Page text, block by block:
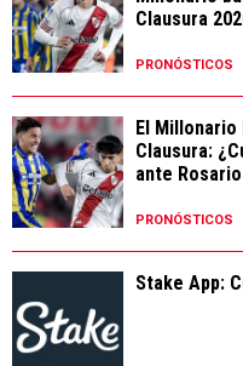
Clausura
PRONÓSTICOS
El
Clausura:
ante
PRONÓSTICOS
Stake App: